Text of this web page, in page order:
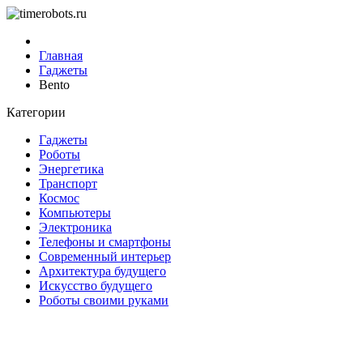
Главная
Гаджеты
Bento
Категории
Гаджеты
Роботы
Энергетика
Транспорт
Космос
Компьютеры
Электроника
Телефоны и смартфоны
Современный интерьер
Архитектура будущего
Искусство будущего
Роботы своими руками